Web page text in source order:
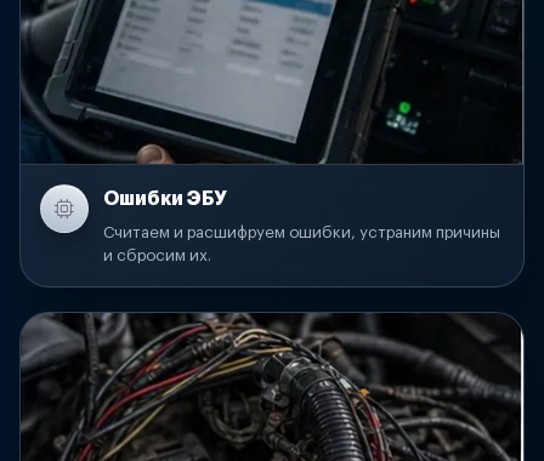
Ошибки ЭБУ
Считаем и расшифруем ошибки, устраним причины
и сбросим их.